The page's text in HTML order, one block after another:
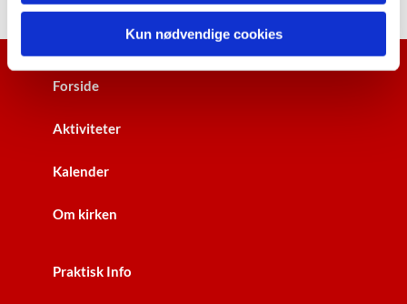
Kun nødvendige cookies
Forside
Aktiviteter
Kalender
Om kirken
Praktisk Info